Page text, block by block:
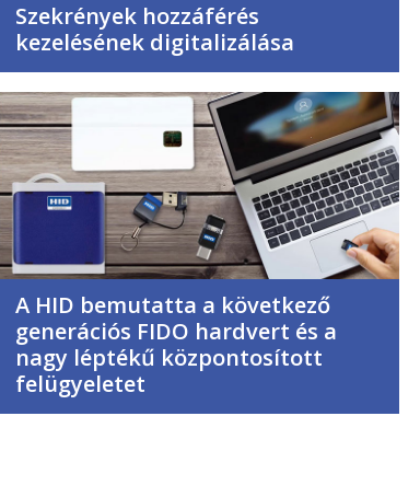
Szekrények hozzáférés
kezelésének digitalizálása
A HID bemutatta a következő
generációs FIDO hardvert és a
nagy léptékű központosított
felügyeletet